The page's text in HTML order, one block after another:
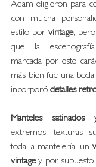
Adam eligieron para
con mucha
estilo por vintage,
que la
marcada por este
más bien fue una
incorporó detalles
Manteles satinados
extremos, texturas
toda la mantelería, un
vintage y por supuesto